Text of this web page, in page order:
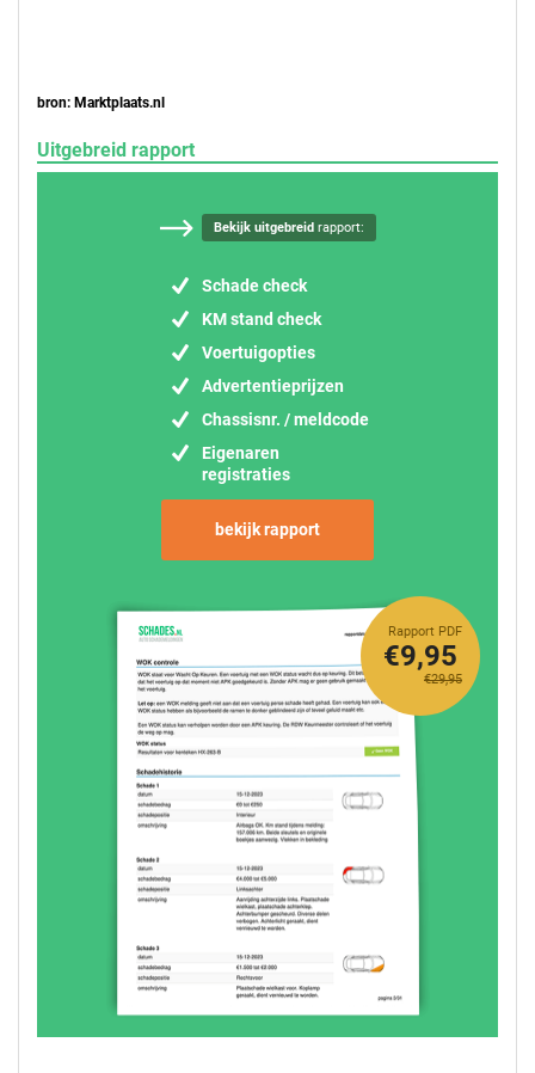
bron: Marktplaats.nl
Uitgebreid rapport
Bekijk uitgebreidrapport:
Schade check
KM stand check
Voertuigopties
Advertentieprijzen
Chassisnr. / meldcode
Eigenaren
registraties
bekijk rapport
Rapport PDF
€29,95
€9,95